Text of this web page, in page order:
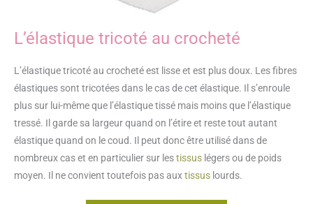
L’élastique tricoté au crocheté
L’élastique tricoté au crocheté est lisse et est plus doux. Les fibres
élastiques sont tricotées dans le cas de cet élastique. Il s’enroule
plus sur lui-même que l’élastique tissé mais moins que l’élastique
tressé. Il garde sa largeur quand on l’étire et reste tout autant
élastique quand on le coud. Il peut donc être utilisé dans de
nombreux cas et en particulier sur lestissus légers ou de poids
moyen. Il ne convient toutefois pas auxtissus lourds.